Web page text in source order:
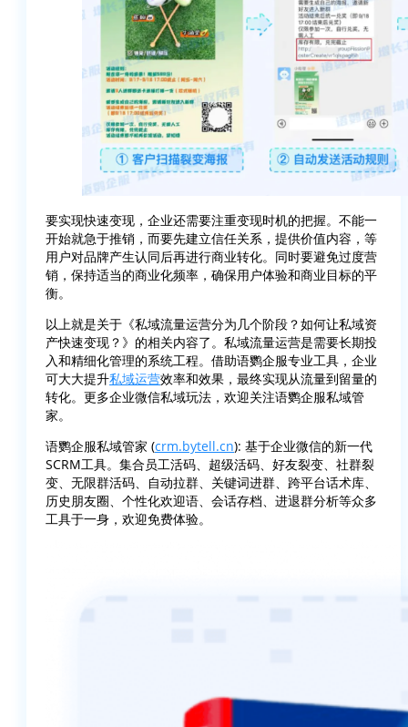
要实现快速变现，企业还需要注重变现时机的把握。不能一
开始就急于推销，而要先建立信任关系，提供价值内容，等
用户对品牌产生认同后再进行商业转化。同时要避免过度营
销，保持适当的商业化频率，确保用户体验和商业目标的平
衡。
以上就是关于《私域流量运营分为几个阶段？如何让私域资
产快速变现？》的相关内容了。私域流量运营是需要长期投
入和精细化管理的系统工程。借助语鹦企服专业工具，企业
可大大提升私域运营效率和效果，最终实现从流量到留量的
转化。更多企业微信私域玩法，欢迎关注语鹦企服私域管
家。
语鹦企服私域管家 (crm.bytell.cn): 基于企业微信的新一代
SCRM工具。集合员工活码、超级活码、好友裂变、社群裂
变、无限群活码、自动拉群、关键词进群、跨平台话术库、
历史朋友圈、个性化欢迎语、会话存档、进退群分析等众多
工具于一身，欢迎免费体验。